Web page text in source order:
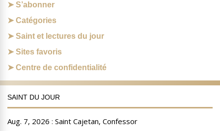
S’abonner
Catégories
Saint et lectures du jour
Sites favoris
Centre de confidentialité
SAINT DU JOUR